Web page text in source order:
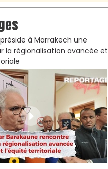
à Marrakech une
la régionalisation avancée et